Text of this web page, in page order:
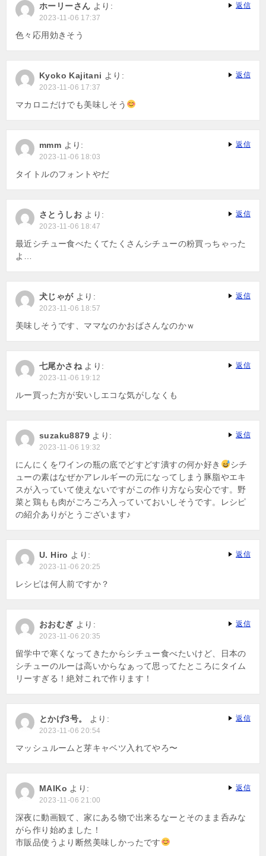
ホーリーさん より:
2023-11-06 17:37
色々応用効きそう
返信
Kyoko Kajitani より:
2023-11-06 17:37
マカロニだけでも美味しそう
返信
mmm より:
2023-11-06 18:03
タイトルのフォントやだ
返信
さとうしお より:
2023-11-06 18:47
最近シチュー食べたくてたくさんシチューの粉買っちゃった
よ…
返信
犬じゃが より:
2023-11-06 18:57
美味しそうです、ママなのかおばさんなのかｗ
返信
七尾かさね より:
2023-11-06 19:12
ルー買った方が安いしエコな気がしなくも
返信
suzaku8879 より:
2023-11-06 19:32
にんにくをワインの瓶の底でどすどす潰すの何か好き
シチ
ューの素はなぜかアレルギーの元になってしまう豚脂やエキ
スが入っていて使えないですがこの作り方なら安心です。野
菜と鶏もも肉がごろごろ入っていておいしそうです。レシピ
の紹介ありがとうございます♪
返信
U. Hiro より:
2023-11-06 20:25
レシピは何人前ですか？
返信
おおむぎ より:
2023-11-06 20:35
留学中で寒くなってきたからシチュー食べたいけど、日本の
シチューのルーは高いからなぁって思ってたところにタイム
リーすぎる！絶対これで作ります！
返信
とかげ3号。 より:
2023-11-06 20:54
マッシュルームと芽キャベツ入れてやろ〜
返信
MAIKo より:
2023-11-06 21:00
深夜に動画観て、家にある物で出来るなーとそのまま呑みな
がら作り始めました！
市販品使うより断然美味しかったです
返信